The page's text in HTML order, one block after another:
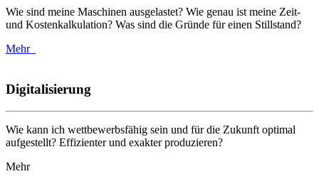
Wie sind meine Maschinen ausgelastet? Wie genau ist meine Zeit-
und Kostenkalkulation? Was sind die Gründe für einen Stillstand?
Mehr
Digitalisierung
Wie kann ich wettbewerbsfähig sein und für die Zukunft optimal
aufgestellt? Effizienter und exakter produzieren?
Mehr